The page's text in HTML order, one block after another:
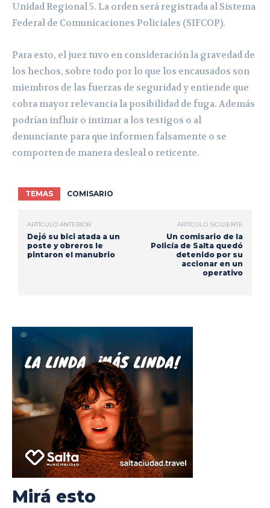
Unidad Regional 5. La orden será registrada al Sistema
Federal de Comunicaciones Policiales (SIFCOP).
Para esto, el juez tuvo en consideración la gravedad de
los hechos, sobre todo por lo que los encausados son
miembros de las fuerzas de seguridad y entiende que
cobra mayor relevancia la posibilidad de fuga. Además
podrían influir o intimar a los testigos o al
denunciante para que informen falsamente o se
comporten de manera desleal o reticente.
TEMAS COMISARIO
ARTÍCULO ANTERIOR
Dejó su bici atada a un
poste y obreros le
pintaron el manubrio
ARTÍCULO SIGUIENTE
Un comisario de la
Policía de Salta quedó
detenido por su
accionar en un
operativo
Mirá esto